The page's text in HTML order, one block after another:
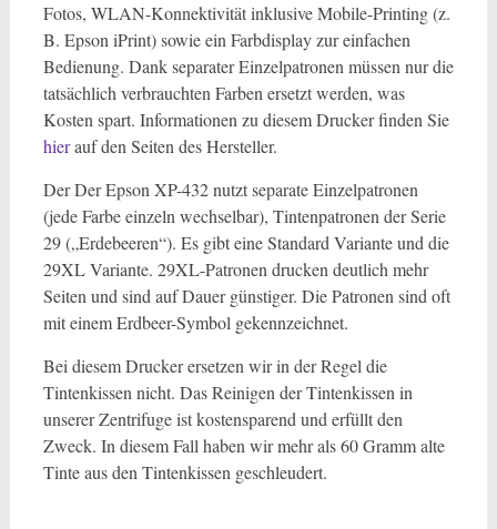
Fotos, WLAN-Konnektivität inklusive Mobile-Printing (z.
B. Epson iPrint) sowie ein Farbdisplay zur einfachen
Bedienung. Dank separater Einzelpatronen müssen nur die
tatsächlich verbrauchten Farben ersetzt werden, was
Kosten spart. Informationen zu diesem Drucker finden Sie
hierauf den Seiten des Hersteller.
Der Der Epson XP-432 nutzt separate Einzelpatronen
(jede Farbe einzeln wechselbar), Tintenpatronen der Serie
29 („Erdebeeren“). Es gibt eine Standard Variante und die
29XL Variante. 29XL-Patronen drucken deutlich mehr
Seiten und sind auf Dauer günstiger. Die Patronen sind oft
mit einem Erdbeer-Symbol gekennzeichnet.
Bei diesem Drucker ersetzen wir in der Regel die
Tintenkissen nicht. Das Reinigen der Tintenkissen in
unserer Zentrifuge ist kostensparend und erfüllt den
Zweck. In diesem Fall haben wir mehr als 60 Gramm alte
Tinte aus den Tintenkissen geschleudert.